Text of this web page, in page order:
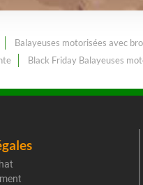
Balayeuses motorisées avec
Black Friday Balayeuses